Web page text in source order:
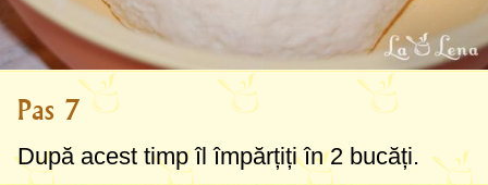
Pas 7
După acest timp îl împărțiți în 2 bucăți.